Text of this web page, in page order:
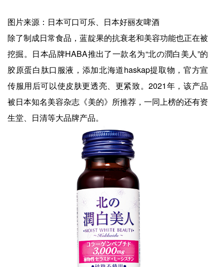
图片来源：日本可口可乐、日本好丽友啤酒
除了制成日常食品，蓝靛果的抗衰老和美容功能也正在被
挖掘。日本品牌HABA推出了一款名为“北の潤白美人”的
胶原蛋白肽口服液，添加北海道haskap提取物，官方宣
传服用后可以使皮肤更透亮、更紧致。2021年，该产品
被日本知名美容杂志《美的》所推荐，一同上榜的还有资
生堂、日清等大品牌产品。